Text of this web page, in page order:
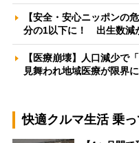
【安全・安心ニッポンの
分の1以下に！ 出生数減
【医療崩壊】人口減少で
見舞われ地域医療が限
快適クルマ生活 乗